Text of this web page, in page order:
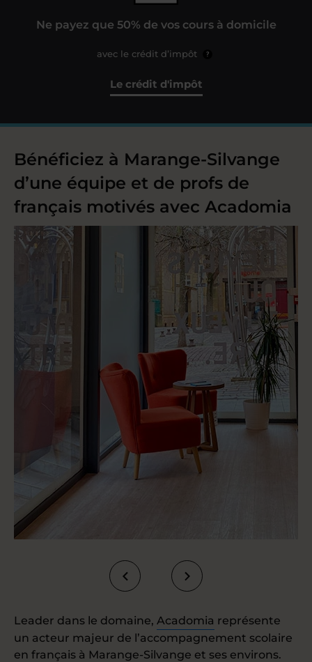
Ne payez que 50% de vos cours à domicile
avec le crédit d’impôt ?
Le crédit d'impôt
Bénéficiez à Marange-Silvange
d’une équipe et de profs de
français motivés avec Acadomia
Leader dans le domaine, Acadomia représente
un acteur majeur de l’accompagnement scolaire
en français à Marange-Silvange et ses environs.